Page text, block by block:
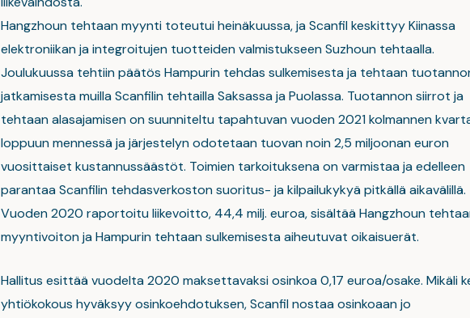
Hangzhoun tehtaan myynti toteutui heinäkuussa, ja Scanfil keskittyy Kiinassa
elektroniikan ja integroitujen tuotteiden valmistukseen Suzhoun tehtaalla.
Joulukuussa tehtiin päätös Hampurin tehdas sulkemisesta ja tehtaan
jatkamisesta muilla Scanfilin tehtailla Saksassa ja Puolassa. Tuotannon siirrot ja
tehtaan alasajamisen on suunniteltu tapahtuvan vuoden 2021 kolmannen
loppuun mennessä ja järjestelyn odotetaan tuovan noin 2,5 miljoonan euron
vuosittaiset kustannussäästöt. Toimien tarkoituksena on varmistaa ja edelleen
parantaa Scanfilin tehdasverkoston suoritus- ja kilpailukykyä pitkällä aikavälillä.
Vuoden 2020 raportoitu liikevoitto, 44,4 milj. euroa, sisältää Hangzhoun
myyntivoiton ja Hampurin tehtaan sulkemisesta aiheutuvat oikaisuerät.
Hallitus esittää vuodelta 2020 maksettavaksi osinkoa 0,17 euroa/osake. Mikäli
yhtiökokous hyväksyy osinkoehdotuksen, Scanfil nostaa osinkoaan jo